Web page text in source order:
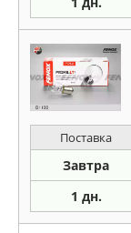
Поставка
Завтра
1 дн.